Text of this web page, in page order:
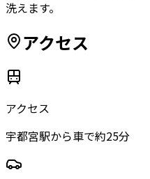
洗えます。
アクセス
アクセス
宇都宮駅から車で約25分